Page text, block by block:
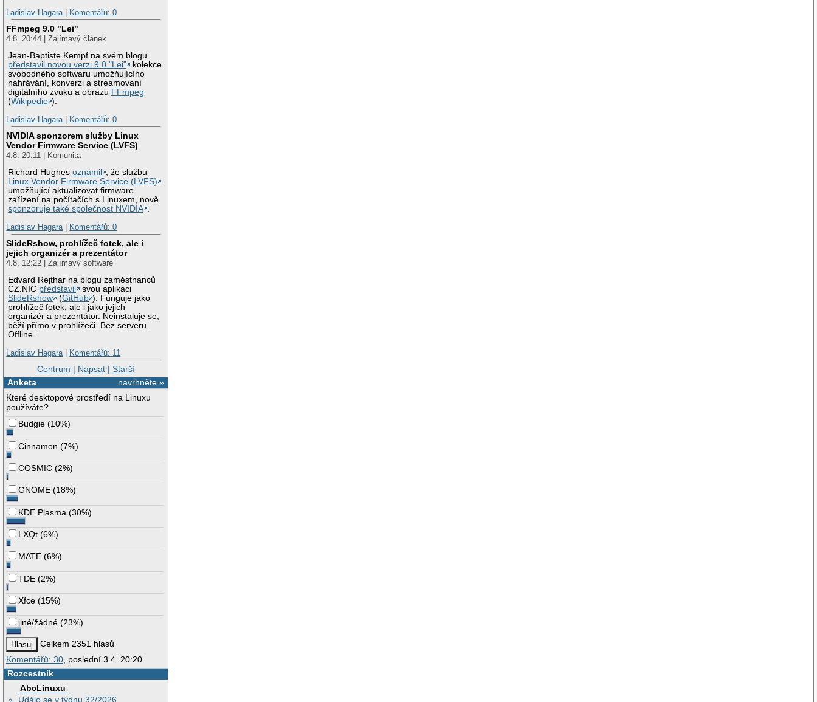
Ladislav Hagara| Komentářů: 0
FFmpeg 9.0 "Lei"
4.8. 20:44 | Zajímavý článek
Jean-Baptiste Kempf na svém blogu
představil novou verzi 9.0 "Lei"
kolekce
svobodného softwaru umožňujícího
nahrávání, konverzi a streamovaní
digitálního zvuku a obrazu FFmpeg
(Wikipedie ).
Ladislav Hagara| Komentářů: 0
NVIDIA sponzorem služby Linux
Vendor Firmware Service (LVFS)
4.8. 20:11 | Komunita
Richard Hughesoznámil
, že službu
Linux Vendor Firmware Service (LVFS)
umožňující aktualizovat firmware
zařízení na počítačích s Linuxem, nově
sponzoruje také společnost NVIDIA .
Ladislav Hagara| Komentářů: 0
SlideRshow, prohlížeč fotek, ale i
jejich organizér a prezentátor
4.8. 12:22 | Zajímavý software
Edvard Rejthar na blogu zaměstnanců
CZ.NIC představil
svou aplikaci
SlideRshow
(GitHub ). Funguje jako
prohlížeč fotek, ale i jako jejich
organizér a prezentátor. Neinstaluje se,
běží přímo v prohlížeči. Bez serveru.
Offline.
Ladislav Hagara| Komentářů: 11
Centrum | Napsat| Starší
navrhněte »
Anketa
Které desktopové prostředí na Linuxu
používáte?
Budgie (10%)
Cinnamon (7%)
COSMIC (2%)
GNOME (18%)
KDE Plasma (30%)
LXQt (6%)
MATE (6%)
TDE (2%)
Xfce (15%)
jiné/žádné (23%)
Celkem 2351 hlasů
Komentářů: 30 , poslední 3.4. 20:20
Rozcestník
AbcLinuxu
Událo se v týdnu 32/2026